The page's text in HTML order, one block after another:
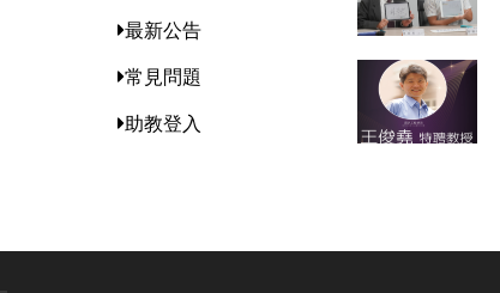
最新公告
常見問題
助教登入